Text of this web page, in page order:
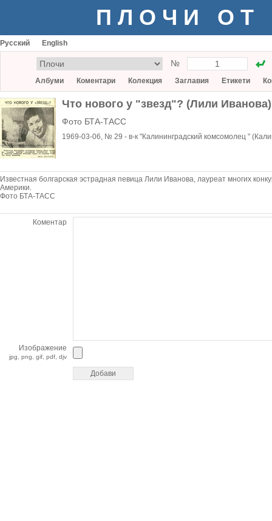
ПЛОЧИ ОТ
Русский English
№
Албуми Коментари Колекция Заглавия Етикети
Что нового у "звезд"? (Лили Иванова)
Фото БТА-ТАСС
1969-03-06, № 29 - в-к "Калининградский комсомолец "
Известная болгарская эстрадная певица Лили Иванова, лауреат многих
Америки.
Фото БТА-ТАСС
Коментар
Изображение
jpg, png, gif, pdf, djv